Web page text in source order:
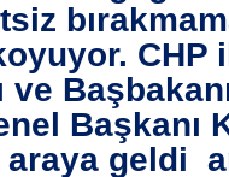
CHP
Başkanı
araya geldi